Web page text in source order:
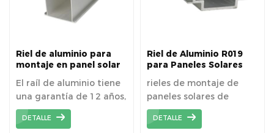
Riel de aluminio para
montaje en panel solar
El raíl de aluminio tiene
una garantía de 12 años,
siempre que la
instalación se haya
DETALLE
Riel de Aluminio R019
para Paneles Solares
rieles de montaje de
paneles solares de
aluminio
DETALLE